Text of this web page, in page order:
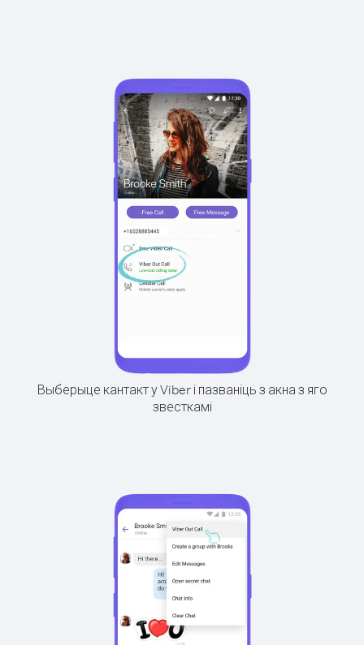
Выберыце кантакт у Viber і пазваніць з акна з яго
звесткамі